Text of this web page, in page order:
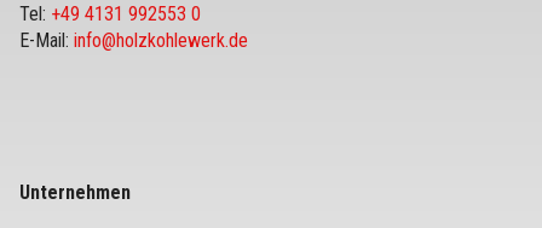
Tel: +49 4131 992553 0
E-Mail: info@holzkohlewerk.de
Unternehmen